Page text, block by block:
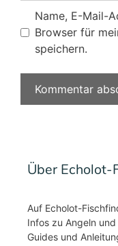
Name, E-Mail-
Browser für
speichern.
Über Echolot-
Auf Echolot-
Infos zu Angeln
Guides und